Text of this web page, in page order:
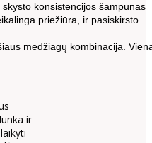
konsistencijos šampūnas
priežiūra, ir pasiskirsto
medžiagų kombinacija.
ir